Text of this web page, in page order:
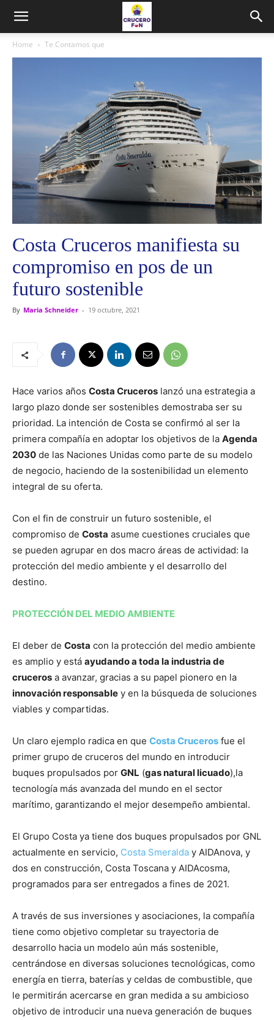
Home Te Contamos que
Costa Cruceros manifiesta su
compromiso en pos de un
futuro sostenible
By Maria Schneider - 19 octubre, 2021
Hace varios años Costa Cruceros lanzó una estrategia a
largo plazo donde ser sostenibles demostraba ser su
prioridad. La intención de Costa se confirmó al ser la
primera compañía en adoptar los objetivos de la Agenda
2030 de las Naciones Unidas como parte de su modelo
de negocio, haciendo de la sostenibilidad un elemento
integral de su oferta.
Con el fin de construir un futuro sostenible, el
compromiso de Costa asume cuestiones cruciales que
se pueden agrupar en dos macro áreas de actividad: la
protección del medio ambiente y el desarrollo del
destino.
PROTECCIÓN DEL MEDIO AMBIENTE
El deber de Costa con la protección del medio ambiente
es amplio y está ayudando a toda la industria de
cruceros a avanzar, gracias a su papel pionero en la
innovación responsable y en la búsqueda de soluciones
viables y compartidas.
Un claro ejemplo radica en que Costa Cruceros fue el
primer grupo de cruceros del mundo en introducir
buques propulsados por GNL (gas natural licuado),la
tecnología más avanzada del mundo en el sector
marítimo, garantizando el mejor desempeño ambiental.
El Grupo Costa ya tiene dos buques propulsados por GNL
actualmente en servicio, Costa Smeralda y AIDAnova, y
dos en construcción, Costa Toscana y AIDAcosma,
programados para ser entregados a fines de 2021.
A través de sus inversiones y asociaciones, la compañía
tiene como objetivo completar su trayectoria de
desarrollo hacia un modelo aún más sostenible,
centrándose en diversas soluciones tecnológicas, como
energía en tierra, baterías y celdas de combustible, que
le permitirán acercarse en gran medida a su ambicioso
objetivo de introducir una nueva generación de buques